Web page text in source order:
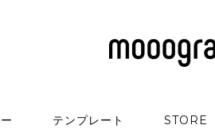
テンプレート STORE